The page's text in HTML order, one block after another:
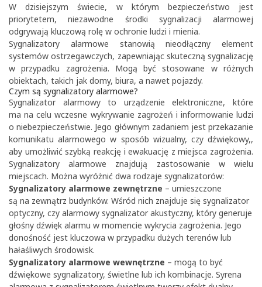
W dzisiejszym świecie, w którym bezpieczeństwo jest
priorytetem, niezawodne środki sygnalizacji alarmowej
odgrywają kluczową rolę w ochronie ludzi i mienia.
Sygnalizatory alarmowe stanowią nieodłączny element
systemów ostrzegawczych, zapewniając skuteczną sygnalizację
w przypadku zagrożenia. Mogą być stosowane w różnych
obiektach, takich jak domy, biura, a nawet pojazdy.
Czym są sygnalizatory alarmowe?
Sygnalizator alarmowy to urządzenie elektroniczne, które
ma na celu wczesne wykrywanie zagrożeń i informowanie ludzi
o niebezpieczeństwie. Jego głównym zadaniem jest przekazanie
komunikatu alarmowego w sposób wizualny, czy dźwiękowy,,
aby umożliwić szybką reakcję i ewakuację z miejsca zagrożenia.
Sygnalizatory alarmowe znajdują zastosowanie w wielu
miejscach. Można wyróżnić dwa rodzaje sygnalizatorów:
Sygnalizatory alarmowe zewnętrzne – umieszczone
są na zewnątrz budynków. Wśród nich znajduje się sygnalizator
optyczny, czy alarmowy sygnalizator akustyczny, który generuje
głośny dźwięk alarmu w momencie wykrycia zagrożenia. Jego
donośność jest kluczowa w przypadku dużych terenów lub
hałaśliwych środowisk.
Sygnalizatory alarmowe wewnętrzne – mogą to być
dźwiękowe sygnalizatory, świetlne lub ich kombinacje. Syrena